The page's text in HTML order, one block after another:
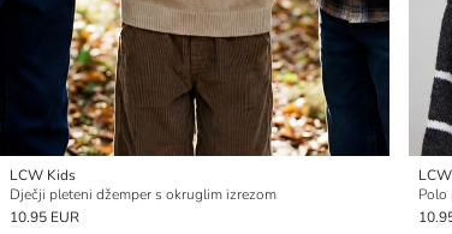
LCW Kids
Dječji pleteni džemper s okruglim izrezom
10.95 EUR
Polo